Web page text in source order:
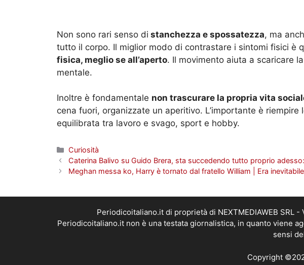
Non sono rari senso di stanchezza e spossatezza, ma
tutto il corpo. Il miglior modo di contrastare i sintomi fisici è
fisica, meglio se all’aperto. Il movimento aiuta a scaricare
mentale.
Inoltre è fondamentale non trascurare la propria vita
cena fuori, organizzate un aperitivo. L’importante è
equilibrata tra lavoro e svago, sport e hobby.
Categorie
Curiosità
Caterina Balivo su Guido Brera, sta succedendo tutto proprio adesso:
Meghan messa ko, Harry è tornato dal fratello William | Era inevitabile
Periodicoitaliano.it di proprietà di NEXTMEDIAWEB SRL
Periodicoitaliano.it non è una testata giornalistica, in quanto viene
sensi
Copyright